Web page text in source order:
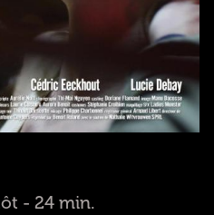
- 24 min.